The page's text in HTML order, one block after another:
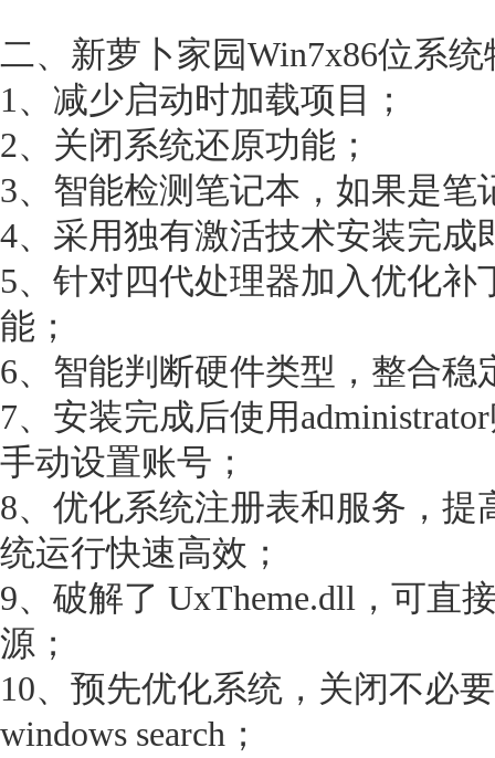
二、新萝卜家园Win7x86位系统
1、减少启动时加载项目；
2、关闭系统还原功能；
3、智能检测笔记本，如果是
4、采用独有激活技术安装完成
5、针对四代处理器加入优化补
能；
6、智能判断硬件类型，整合稳
7、安装完成后使用
手动设置账号；
8、优化系统注册表和服务，
统运行快速高效；
9、破解了 UxTheme.dll，可直
源；
10、预先优化系统，关闭不必
windows search；